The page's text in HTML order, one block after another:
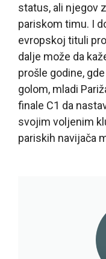
status, ali njegov
pariskom timu. I
evropskoj tituli
dalje može da
prošle godine,
golom, mladi
finale C1 da
svojim voljenim
pariskih navijača